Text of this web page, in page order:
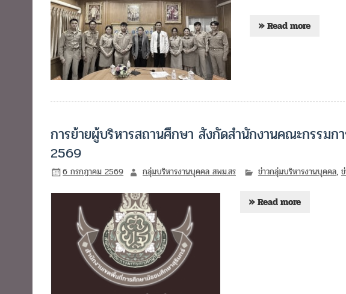
» Read more
การย้ายผู้บริหารสถานศึกษา สังกัดสำนักงานคณะกรรม
2569
6 กรกฎาคม 2569 กลุ่มบริหารงานบุคคล สพม.สร ข่าวกลุ่มบริหารงานบุคคล,
» Read more